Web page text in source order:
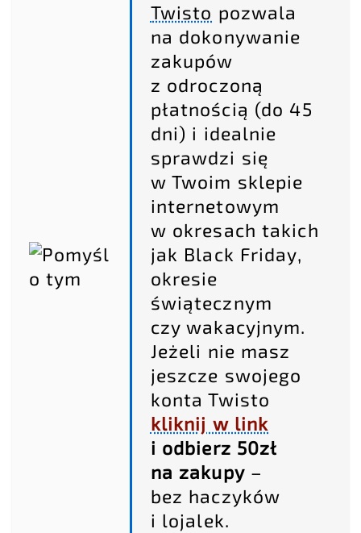
Twisto pozwala
na dokonywanie
zakupów
z odroczoną
płatnością (do 45
dni) i idealnie
sprawdzi się
w Twoim sklepie
internetowym
w okresach takich
jak Black Friday,
okresie
świątecznym
czy wakacyjnym.
Jeżeli nie masz
jeszcze swojego
konta Twisto
kliknij w link
i odbierz 50zł
na zakupy–
bez haczyków
i lojalek.